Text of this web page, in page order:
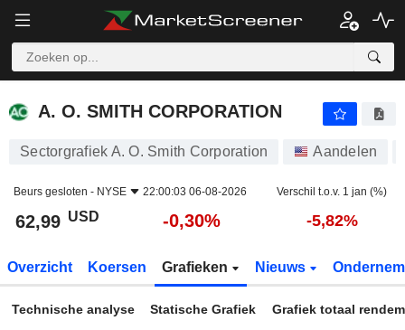
A. O. SMITH CORPORATION
A. O. SMITH CORPORATION
Sectorgrafiek A. O. Smith Corporation Aandelen
Beurs gesloten - NYSE 22:00:03 06-08-2026 Verschil t.o.v. 1 jan (%)
62,99 USD -0,30% -5,82%
Overzicht Koersen Grafieken Nieuws
Technische analyse Statische Grafiek Grafiek totaal